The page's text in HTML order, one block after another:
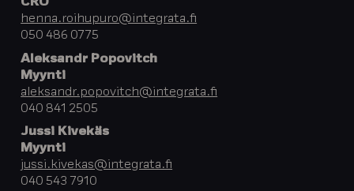
CRO
henna.roihupuro@integrata.fi
050 486 0775
Aleksandr Popovitch
Myynti
aleksandr.popovitch@integrata.fi
040 841 2505
Jussi Kivekäs
Myynti
jussi.kivekas@integrata.fi
040 543 7910